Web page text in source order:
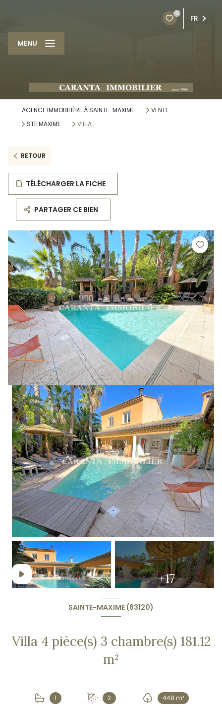
0
FR
MENU
AGENCE IMMOBILIÈRE À SAINTE-MAXIME
VENTE
STE MAXIME
VILLA
RETOUR
TÉLÉCHARGER LA FICHE
PARTAGER CE BIEN
+17
SAINTE-MAXIME (83120)
Villa 4 pièce(s) 3 chambre(s) 181.12
m²
1 2 448 m²